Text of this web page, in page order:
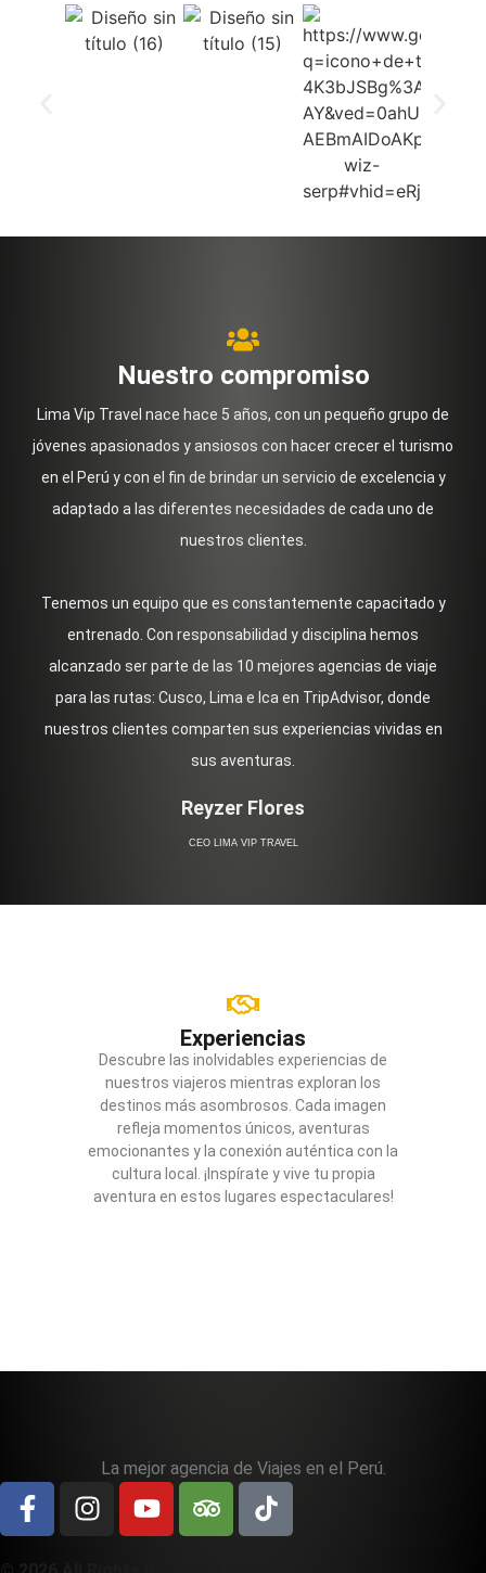
Nuestro compromiso
Lima Vip Travel nace hace 5 años, con un pequeño grupo de
jóvenes apasionados y ansiosos con hacer crecer el turismo
en el Perú y con el fin de brindar un servicio de excelencia y
adaptado a las diferentes necesidades de cada uno de
nuestros clientes.
Tenemos un equipo que es constantemente capacitado y
entrenado. Con responsabilidad y disciplina hemos
alcanzado ser parte de las 10 mejores agencias de viaje
para las rutas: Cusco, Lima e Ica en TripAdvisor, donde
nuestros clientes comparten sus experiencias vividas en
sus aventuras.
Reyzer Flores
CEO LIMA VIP TRAVEL
Experiencias
Descubre las inolvidables experiencias de
nuestros viajeros mientras exploran los
destinos más asombrosos. Cada imagen
refleja momentos únicos, aventuras
emocionantes y la conexión auténtica con la
cultura local. ¡Inspírate y vive tu propia
aventura en estos lugares espectaculares!
La mejor agencia de Viajes en el Perú.